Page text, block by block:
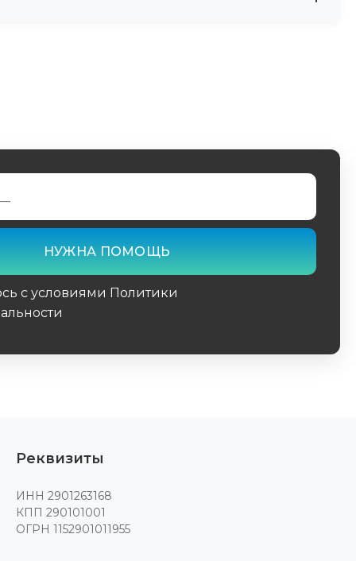
открытыми или используя цветные
с условиями Политики
Реквизиты
ИНН 2901263168
КПП 290101001
ОГРН 1152901011955